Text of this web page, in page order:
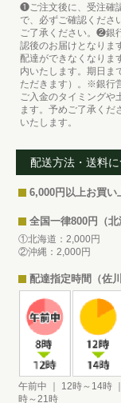
❶ご注文後に、受注確
で、必ずご確認くださ
ご了承ください。❷銀
認後のお届けとなりま
配達ができなくなりま
内いたします。期日ま
ただきます）。※銀行
ご入金のタイミングや
ます。予めご了承く
いたします。
配送方法・送料
6,000円以上お買い
全国一律800円（北
①北海道：2,000円
②沖縄：2,000円
配達指定時間（佐川
午前中 ｜ 12時～14時
時～21時